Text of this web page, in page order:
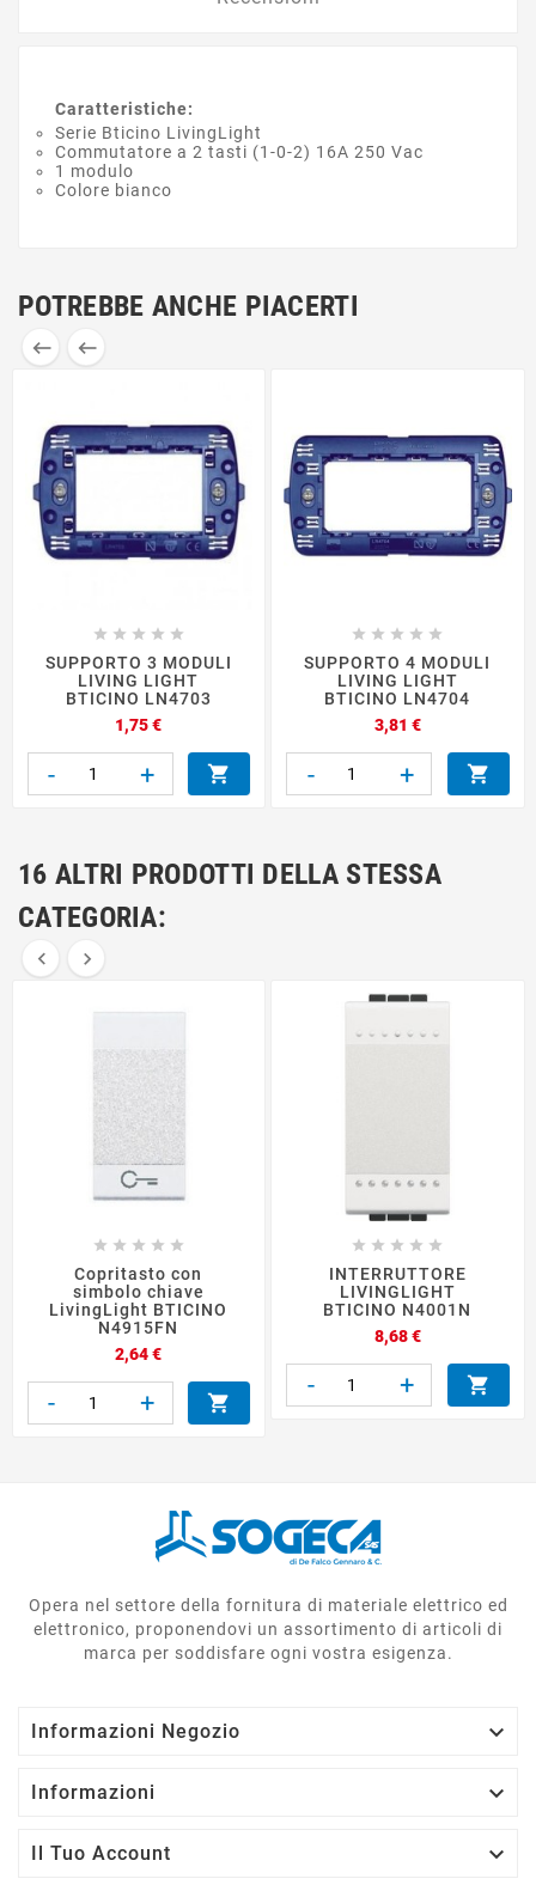
Caratteristiche:
Serie Bticino LivingLight
Commutatore a 2 tasti (1-0-2) 16A 250 Vac
1 modulo
Colore bianco
POTREBBE ANCHE PIACERTI
 
    
SUPPORTO 3 MODULI
LIVING LIGHT
BTICINO LN4703
1,75 €Prezzo
- + 
    
SUPPORTO 4 MODULI
LIVING LIGHT
BTICINO LN4704
3,81 €Prezzo
- + 
16 ALTRI PRODOTTI DELLA STESSA
CATEGORIA:
 
    
Copritasto con
simbolo chiave
LivingLight BTICINO
N4915FN
2,64 €Prezzo
- + 
    
INTERRUTTORE
LIVINGLIGHT
BTICINO N4001N
8,68 €Prezzo
- + 
Opera nel settore della fornitura di materiale elettrico ed
elettronico, proponendovi un assortimento di articoli di
marca per soddisfare ogni vostra esigenza.
Informazioni Negozio 
Informazioni 
Il Tuo Account 